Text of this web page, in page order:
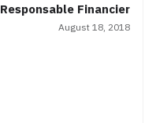
Responsable Financier
August 18, 2018